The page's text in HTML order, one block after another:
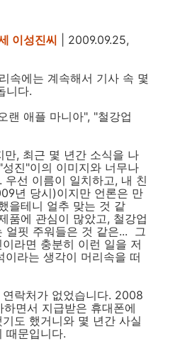
이성진씨 | 2009.09.25,
속에는 계속해서 기사 속 몇
니다.
랜 애플 마니아", "철강업
만, 최근 몇 년간 소식을 나
진"이의 이미지와 너무나
우선 이름이 일치하고, 내 친
년 당시)이지만 언론은 만
을테니 얼추 맞는 것 같
품에 관심이 많았고, 철강업
얼핏 주워들은 것 같은... 그
라면 충분히 이런 일을 저
이라는 생각이 머리속을 떠
락처가 없었습니다. 2008
면서 지급받은 휴대폰에
도 했거니와 몇 년간 사실
때문입니다.